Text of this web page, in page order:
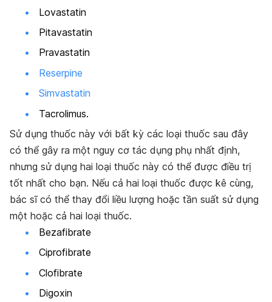
Lovastatin
Pitavastatin
Pravastatin
Reserpine
Simvastatin
Tacrolimus.
Sử dụng thuốc này với bất kỳ các loại thuốc sau đây
có thể gây ra một nguy cơ tác dụng phụ nhất định,
nhưng sử dụng hai loại thuốc này có thể được điều trị
tốt nhất cho bạn. Nếu cả hai loại thuốc được kê cùng,
bác sĩ có thể thay đổi liều lượng hoặc tần suất sử dụng
một hoặc cả hai loại thuốc.
Bezafibrate
Ciprofibrate
Clofibrate
Digoxin